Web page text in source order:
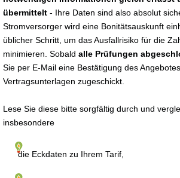
übermittelt - Ihre Daten sind also absolut
Stromversorger wird eine Bonitätsauskunft
üblicher Schritt, um das Ausfallrisiko für die
minimieren. Sobald alle Prüfungen
Sie per E-Mail eine Bestätigung des
Vertragsunterlagen zugeschickt.
Lese Sie diese bitte sorgfältig durch und
insbesondere
die Eckdaten zu Ihrem Tarif,